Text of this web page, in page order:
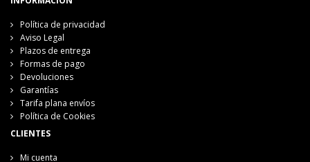
Política de privacidad
Aviso Legal
Plazos de entrega
Formas de pago
Devoluciones
Garantías
Tarifa plana envíos
Política de Cookies
CLIENTES
Mi cuenta